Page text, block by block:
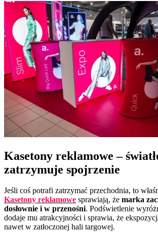
Kasetony reklamowe –
zatrzymuje spojrzenie
Jeśli coś potrafi zatrzymać przechodnia, to
Kasetony reklamowe sprawiają, że marka
dosłownie i w przenośni. Podświetlenie
dodaje mu atrakcyjności i sprawia, że
nawet w zatłoczonej hali targowej.